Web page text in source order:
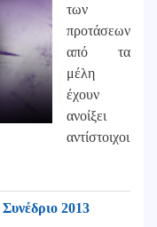
των
προτάσεων
από τα
μέλη
έχουν
ανοίξει
αντίστοιχοι
Συνέδριο 2013